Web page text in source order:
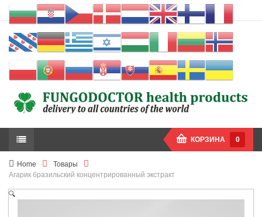
КОРЗИНА 0
Home
Товары
Агарик бразильский концентрированный экстракт
🔍